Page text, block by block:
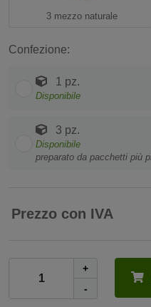
3 mezzo naturale
Confezione:
1 pz.
Disponibile
3 pz.
Disponibile
preparato da pacchetti più
Prezzo con IVA
+
-